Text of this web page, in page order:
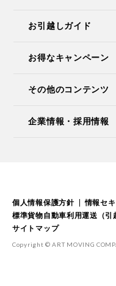
お引越しガイド
お得なキャンペーン
その他のコンテンツ
企業情報・採用情報
個人情報保護方針 情報セ
標準貨物自動車利用運送（引
サイトマップ
Copyright © ART MOVING